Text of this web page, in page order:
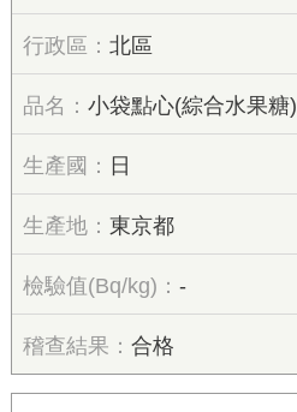
北區
小袋點心(綜合水果糖)
日
東京都
-
合格